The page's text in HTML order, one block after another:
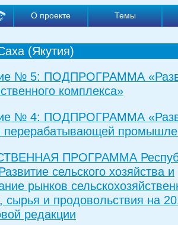
О проекте Темы
(Якутия)
№ 5: ПОДПРОГРАММА
комплекса»
№ 4: ПОДПРОГРАММА
перерабатывающей
ПРОГРАММА
сельского хозяйства и
рынков
сырья и продовольствия на
редакции